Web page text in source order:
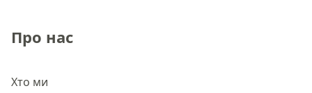
Про нас
Хто ми